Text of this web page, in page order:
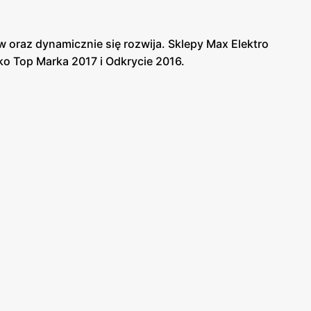
oraz dynamicznie się rozwija. Sklepy Max Elektro
Top Marka 2017 i Odkrycie 2016.
promocje i rabaty. Firma umożliwia również
również organizuje wyprzedaże i akcje dla